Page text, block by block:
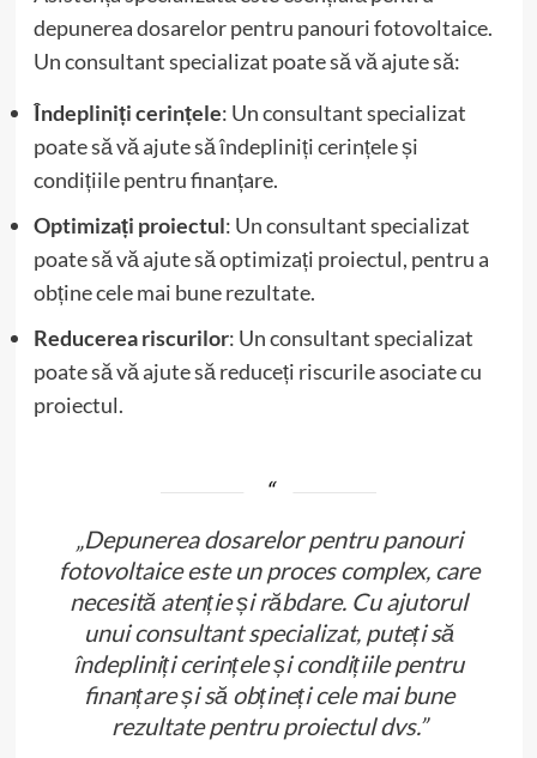
depunerea dosarelor pentru panouri fotovoltaice.
Un consultant specializat poate să vă ajute să:
Îndepliniți cerințele: Un consultant specializat
poate să vă ajute să îndepliniți cerințele și
condițiile pentru finanțare.
Optimizați proiectul: Un consultant specializat
poate să vă ajute să optimizați proiectul, pentru a
obține cele mai bune rezultate.
Reducerea riscurilor: Un consultant specializat
poate să vă ajute să reduceți riscurile asociate cu
proiectul.
„Depunerea dosarelor pentru panouri
fotovoltaice este un proces complex, care
necesită atenție și răbdare. Cu ajutorul
unui consultant specializat, puteți să
îndepliniți cerințele și condițiile pentru
finanțare și să obțineți cele mai bune
rezultate pentru proiectul dvs.”